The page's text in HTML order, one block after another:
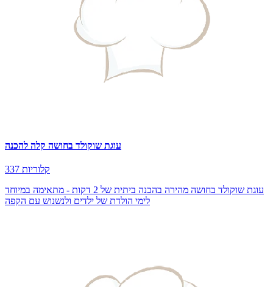
עוגת שוקולד בחושה קלה להכנה
337 קלוריות
עוגת שוקולד בחושה מהירה בהכנה ביתית של 2 דקות - מתאימה במיוחד
לימי הולדת של ילדים ולנשנוש עם הקפה